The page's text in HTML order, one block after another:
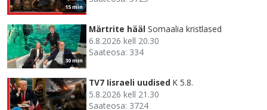
15 min
30 min
Märtrite hääl Somaalia kristlased
6.8.2026 kell 20.30
Saateosa: 334
TV7 Iisraeli uudised K 5.8.
5.8.2026 kell 21.30
Saateosa: 3724